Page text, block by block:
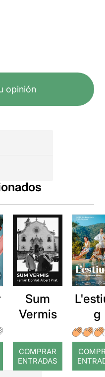
opinión
Sum
Vermis
COMPRAR
ENTRADAS
g